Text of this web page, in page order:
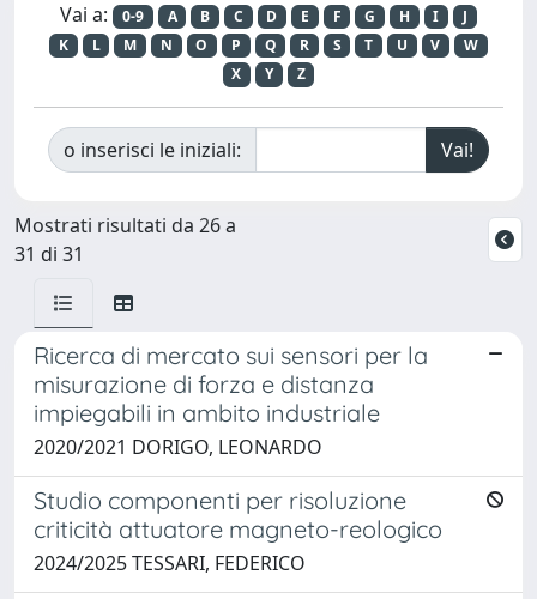
Vai a: 0-9 A B C D E F G H I
J
K
L M N O P Q R S T U V
W
X
Y Z
o inserisci le iniziali:
Mostrati risultati da 26 a
31 di 31
Ricerca di mercato sui sensori per la
misurazione di forza e distanza
impiegabili in ambito industriale
2020/2021 DORIGO, LEONARDO
Studio componenti per risoluzione
criticità attuatore magneto-reologico
2024/2025 TESSARI, FEDERICO